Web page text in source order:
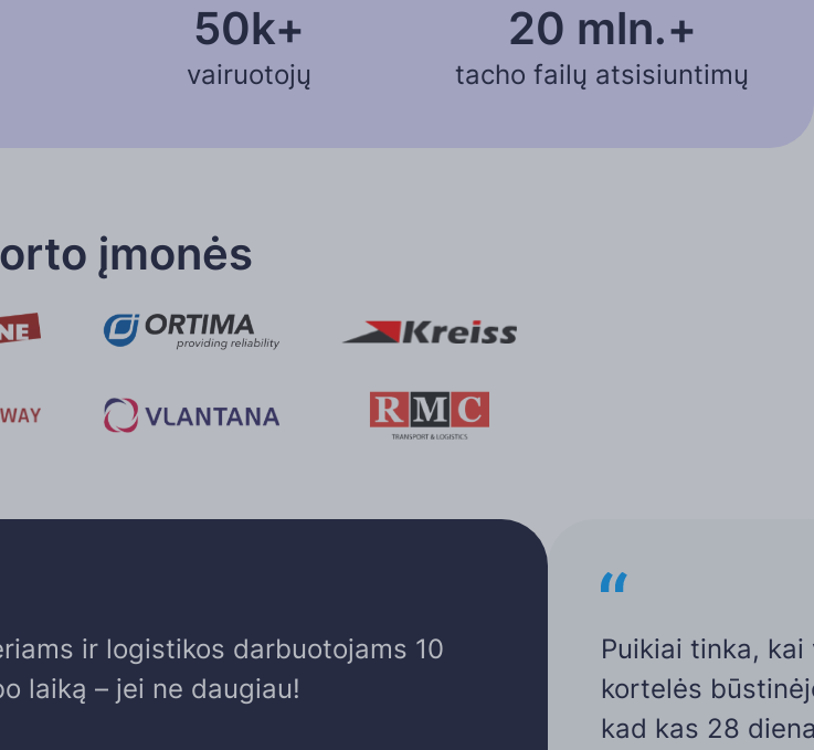
50k+
vairuotojų
20 mln.+
tacho failų atsisiuntimų
įmonės
ir logistikos darbuotojams 10
laiką – jei ne daugiau!
Puikiai tinka,
kortelės
kad kas 28